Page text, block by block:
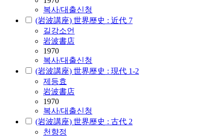
복사/대출신청
(岩波講座) 世界歷史 : 近代 7
길강소언
岩波書店
1970
복사/대출신청
(岩波講座) 世界歷史 : 現代 1-2
제등효
岩波書店
1970
복사/대출신청
(岩波講座) 世界歷史 : 古代 2
천향정